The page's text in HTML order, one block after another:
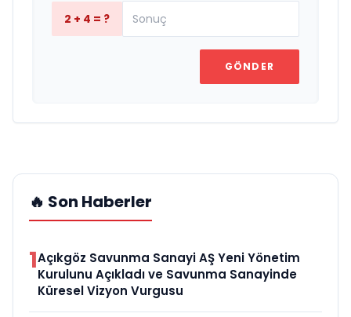
2 + 4 = ?
GÖNDER
🔥 Son Haberler
1Açıkgöz Savunma Sanayi AŞ Yeni Yönetim
Kurulunu Açıkladı ve Savunma Sanayinde
Küresel Vizyon Vurgusu